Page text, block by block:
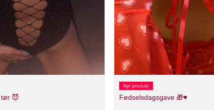
😈
Nyt produkt
Fødselsdagsgave 🎁♥️